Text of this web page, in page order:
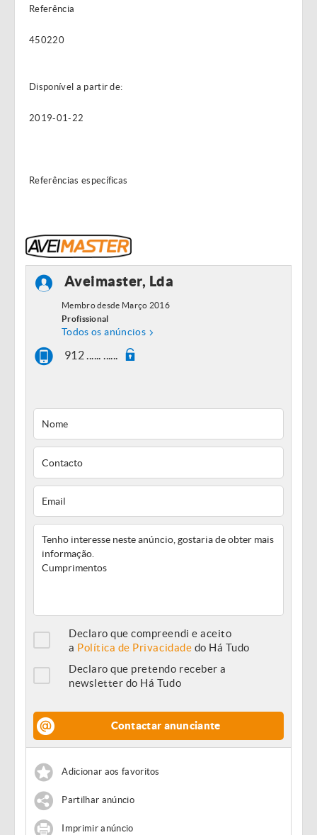
Referência
450220
Disponível a partir de:
2019-01-22
Referências específicas
Aveimaster, Lda
Membro desde Março 2016
Profissional
Todos os anúncios
912 ...... ......
Declaro que compreendi e aceito
a Política de Privacidade do Há Tudo
Declaro que pretendo receber a
newsletter do Há Tudo
Contactar anunciante
Adicionar aos favoritos
Partilhar anúncio
Imprimir anúncio